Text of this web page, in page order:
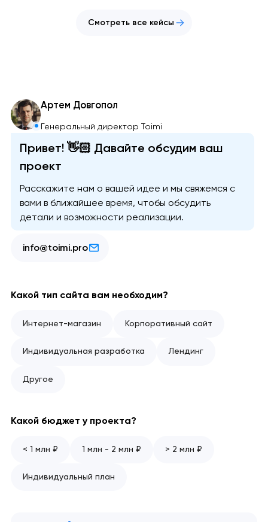
Смотреть все кейсы
Артем Довгопол
Генеральный директор Toimi
Привет! 👋🏻 Давайте обсудим ваш
проект
Расскажите нам о вашей идее и мы свяжемся с
вами в ближайшее время, чтобы обсудить
детали и возможности реализации.
info@toimi.pro
Какой тип сайта вам необходим?
Интернет-магазин Корпоративный сайт
Индивидуальная разработка Лендинг
Другое
Какой бюджет у проекта?
< 1 млн ₽ 1 млн - 2 млн ₽ > 2 млн ₽
Индивидуальный план